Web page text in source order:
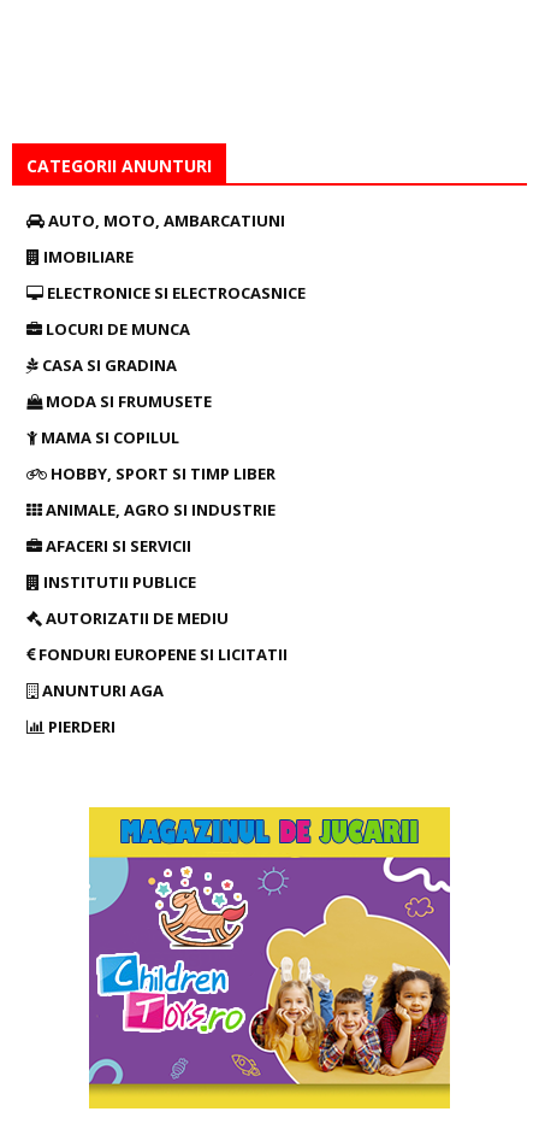
CATEGORII ANUNTURI
AUTO, MOTO, AMBARCATIUNI
IMOBILIARE
ELECTRONICE SI ELECTROCASNICE
LOCURI DE MUNCA
CASA SI GRADINA
MODA SI FRUMUSETE
MAMA SI COPILUL
HOBBY, SPORT SI TIMP LIBER
ANIMALE, AGRO SI INDUSTRIE
AFACERI SI SERVICII
INSTITUTII PUBLICE
AUTORIZATII DE MEDIU
FONDURI EUROPENE SI LICITATII
ANUNTURI AGA
PIERDERI